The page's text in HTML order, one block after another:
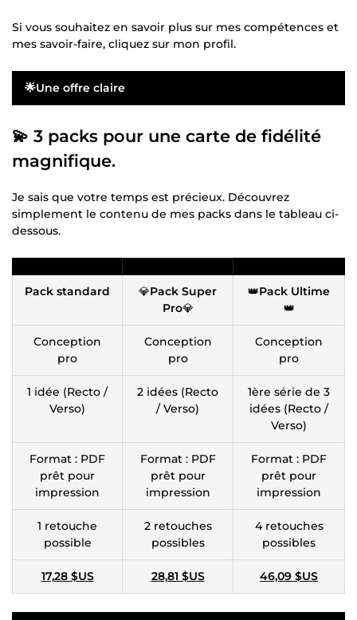
Si vous souhaitez en savoir plus sur mes compétences et
mes savoir-faire, cliquez sur mon profil.
🌟Une offre claire
💫 3 packs pour une carte de fidélité
magnifique.
Je sais que votre temps est précieux. Découvrez
simplement le contenu de mes packs dans le tableau ci-
dessous.
Pack standard 💎Pack Super
Pro💎
👑Pack Ultime
👑
Conception
pro
Conception
pro
Conception
pro
1 idée (Recto /
Verso)
2 idées (Recto
/ Verso)
1ère série de 3
idées (Recto /
Verso)
Format : PDF
prêt pour
impression
Format : PDF
prêt pour
impression
Format : PDF
prêt pour
impression
1 retouche
possible
2 retouches
possibles
4 retouches
possibles
17,28 $US 28,81 $US 46,09 $US